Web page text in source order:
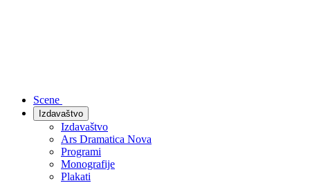
Scene
Izdavaštvo
Izdavaštvo
Ars Dramatica Nova
Programi
Monografije
Plakati